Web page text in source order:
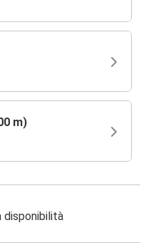
m)
disponibilità